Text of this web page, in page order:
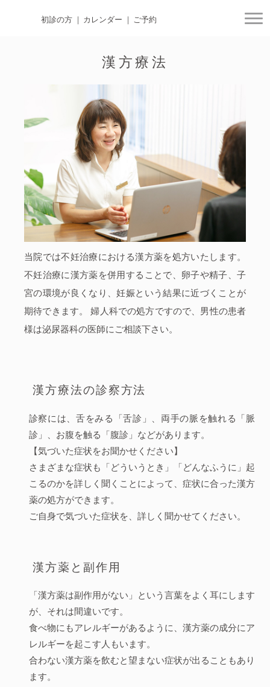
初診の方 カレンダー ご予約
漢方療法
当院では不妊治療における漢方薬を処方いたします。
不妊治療に漢方薬を併用することで、卵子や精子、子
宮の環境が良くなり、妊娠という結果に近づくことが
期待できます。 婦人科での処方ですので、男性の患者
様は泌尿器科の医師にご相談下さい。
漢方療法の診察方法
診察には、舌をみる「舌診」、両手の脈を触れる「脈
診」、お腹を触る「腹診」などがあります。
【気づいた症状をお聞かせください】
さまざまな症状も「どういうとき」「どんなふうに」起
こるのかを詳しく聞くことによって、症状に合った漢方
薬の処方ができます。
ご自身で気づいた症状を、詳しく聞かせてください。
漢方薬と副作用
「漢方薬は副作用がない」という言葉をよく耳にします
が、それは間違いです。
食べ物にもアレルギーがあるように、漢方薬の成分にア
レルギーを起こす人もいます。
合わない漢方薬を飲むと望まない症状が出ることもあり
ます。